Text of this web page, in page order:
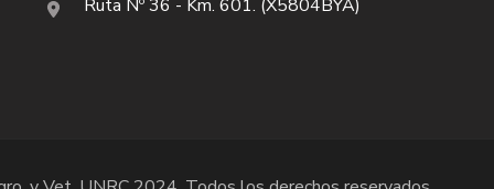
Ruta Nº 36 - Km. 601. (X5804BYA)